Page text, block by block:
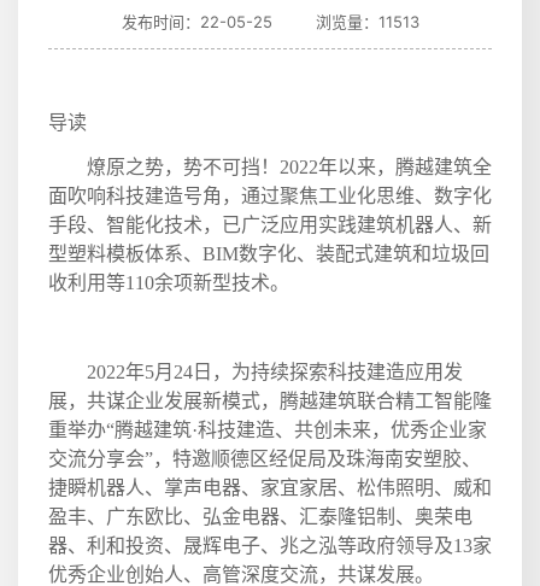
发布时间：22-05-25 浏览量：11513
导读
燎原之势，势不可挡！ 2022年以来，腾越建筑全
面吹响科技建造号角，通过聚焦工业化思维、数字化
手段、智能化技术，已广泛应用实践建筑机器人、新
型塑料模板体系、 BIM数字化、装配式建筑和垃圾回
收利用等110余项新型技术。
2022年5月 24 日，为持续探索科技建造应用发
展，共谋企业发展新模式，腾越建筑联合精工智能隆
重举办“腾越建筑·科技建造、共创未来，优秀企业家
交流分享会”，特邀顺德区经促局及珠海南安塑胶、
捷瞬机器人、掌声电器、家宜家居、松伟照明、威和
盈丰、广东欧比、弘金电器、汇泰隆铝制、奥荣电
器、利和投资、晟辉电子、兆之泓等政府领导及13家
优秀企业创始人、高管深度交流，共谋发展。